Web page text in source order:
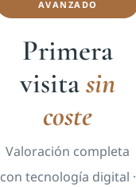
AVANZADO
Primera
visitasin
coste
Valoración completa
con tecnología digital ·